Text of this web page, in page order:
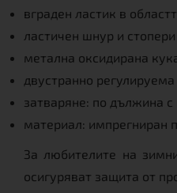
вграден ластик в
ластичен шнур и
метална оксидирана
двустранно
затваряне: по дължина
материал: импрегниран
За любителите на
осигуряват защита от